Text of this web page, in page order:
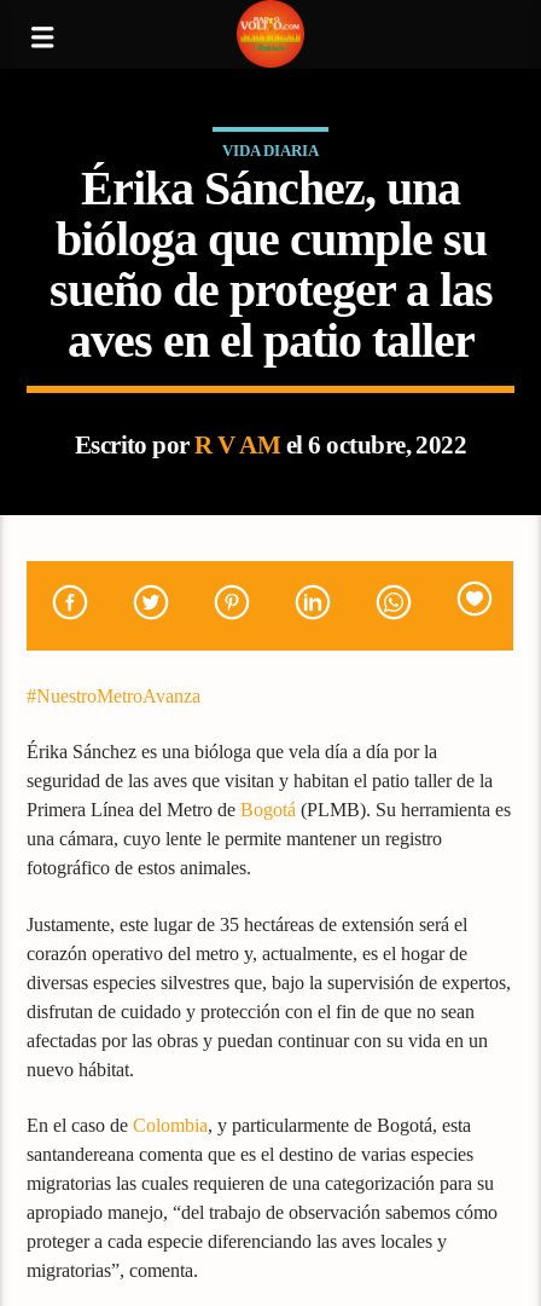
VIDA DIARIA
Érika Sánchez, una
bióloga que cumple su
sueño de proteger a las
aves en el patio taller
Escrito porR V AMel 6 octubre, 2022
#NuestroMetroAvanza
Érika Sánchez es una bióloga que vela día a día por la
seguridad de las aves que visitan y habitan el patio taller de la
Primera Línea del Metro deBogotá (PLMB). Su herramienta es
una cámara, cuyo lente le permite mantener un registro
fotográfico de estos animales.
Justamente, este lugar de 35 hectáreas de extensión será el
corazón operativo del metro y, actualmente, es el hogar de
diversas especies silvestres que, bajo la supervisión de expertos,
disfrutan de cuidado y protección con el fin de que no sean
afectadas por las obras y puedan continuar con su vida en un
nuevo hábitat.
En el caso deColombia, y particularmente de Bogotá, esta
santandereana comenta que es el destino de varias especies
migratorias las cuales requieren de una categorización para su
apropiado manejo, “del trabajo de observación sabemos cómo
proteger a cada especie diferenciando las aves locales y
migratorias”, comenta.